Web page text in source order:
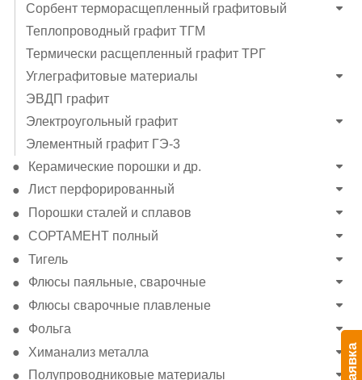
Сорбент терморасщепленный графитовый
Теплопроводный графит ТГМ
Термически расщепленный графит ТРГ
Углеграфитовые материалы
ЭВДП графит
Электроугольный графит
Элементный графит ГЭ-3
Керамические порошки и др.
Лист перфорированный
Порошки сталей и сплавов
СОРТАМЕНТ полный
Тигель
Флюсы паяльные, сварочные
Флюсы сварочные плавленые
Фольга
Химанализ металла
Полупроводниковые материалы
Заявка